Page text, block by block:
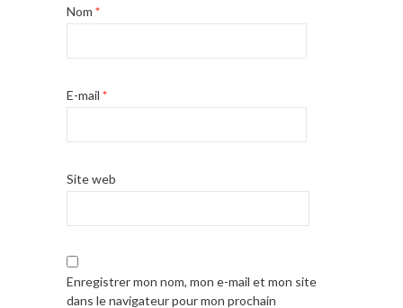
Nom *
E-mail *
Site web
Enregistrer mon nom, mon e-mail et mon site
dans le navigateur pour mon prochain